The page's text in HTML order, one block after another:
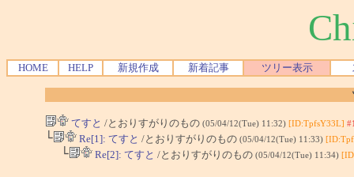
HOME HELP 新規作成 新着記事 ツリー表示
てすと /とおりすがりのもの (05/04/12(Tue) 11:32) [ID:TpfsY33L]
└ Re[1]: てすと /とおりすがりのもの (05/04/12(Tue) 11:33)
└ Re[2]: てすと /とおりすがりのもの (05/04/12(Tue) 11:34)